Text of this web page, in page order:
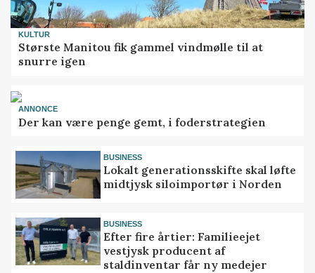
KULTUR
Største Manitou fik gammel vindmølle til at
snurre igen
ANNONCE
Der kan være penge gemt, i foderstrategien
BUSINESS
Lokalt generationsskifte skal løfte
midtjysk siloimportør i Norden
BUSINESS
Efter fire årtier: Familieejet
vestjysk producent af
staldinventar får ny medejer